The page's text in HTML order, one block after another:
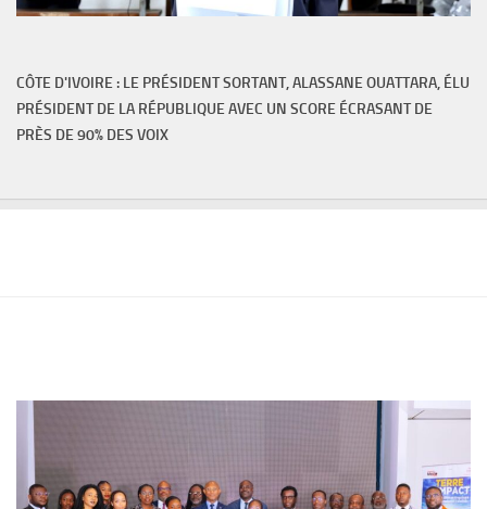
CÔTE D'IVOIRE : LE PRÉSIDENT SORTANT, ALASSANE OUATTARA, ÉLU
PRÉSIDENT DE LA RÉPUBLIQUE AVEC UN SCORE ÉCRASANT DE
PRÈS DE 90% DES VOIX